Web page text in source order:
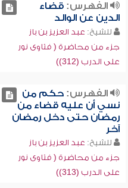
الفهرس:قضاء
الدين عن الوالد
للشيخ: عبد العزيز بن باز
جزء من محاضرة ( فتاوى نور
على الدرب (312))
الفهرس:حكم من
نسي أن عليه قضاء من
رمضان حتى دخل رمضان
آخر
للشيخ: عبد العزيز بن باز
جزء من محاضرة ( فتاوى نور
على الدرب (313))